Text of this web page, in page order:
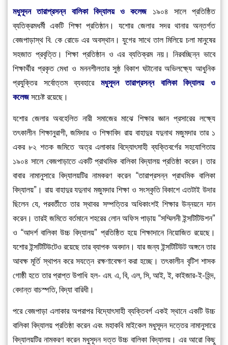
মধুসূদন তারাপ্রসন্ন বালিকা বিদ্যালয় ও কলেজ১৯০৪ সালে প্রতিষ্ঠিত
ব্যতিক্রমধর্মী একটি শিক্ষা প্রতিষ্ঠান। যশোর জেলার সদর থানার অন্তর্গত
বেজপাড়াস্থ বি. কে রোডে এর অবস্থান। যুগের সাথে তাল মিলিয়ে চলা মানুষের
সহজাত প্রবৃত্তি। শিক্ষা প্রতিষ্ঠান ও এর ব্যতিক্রম নয়। নিরবচ্ছিন্ন ভাবে
শিক্ষার্থীর প্রকৃত মেধা ও মননশীলতার সুষ্ঠ বিকাশ ঘটানোর অভিলক্ষ্যে আধুনিক
প্রযুক্তির সর্বোত্তম ব্যবহারে মধুসূদন তারাপ্রসন্ন বালিকা বিদ্যালয় ও
কলেজসচেষ্ট রয়েছে।
যশোর জেলার অবহেলিত নারী সমাজের মাঝে শিক্ষার জ্ঞান প্রসারের লক্ষ্যে
তৎকালীন শিক্ষানুরাগী, জমিদার ও শিক্ষাবিদ রায় বাহাদুর যদুনাথ মজুমদার তার ১
একর ৮২ শতক জমিতে অত্র এলাকার বিদ্যোৎসাহী ব্যক্তিবর্গের সহযোগিতায়
১৯০৪ সালে বেজপাড়াতে একটি প্রাথমিক বালিকা বিদ্যালয় প্রতিষ্ঠা করেন। তার
বাবার নামানুসারে বিদ্যালয়টির নামকরণ করেন “তারাপ্রসন্ন প্রাথমিক বালিকা
বিদ্যালয়”। রায় বাহাদুর যদুনাথ মজুমদার শিক্ষা ও সংস্কৃতি বিকাশে এতটাই উদার
ছিলেন যে, পরবর্তীতে তার স্থাবর সম্পত্তির অধিকাংশই শিক্ষার উন্নয়নে দান
করেন। তারই জমিতে বর্তমানে শহরের লোন অফিস পাড়ায় “সম্মিলনী ইন্সটিটিউশন”
ও “আদর্শ বালিকা উচ্চ বিদ্যালয়” প্রতিষ্ঠিত হয়ে শিক্ষাদানে নিয়োজিত রয়েছে।
যশোর ইন্সটিটিউটেও রয়েছে তার ব্যাপক অবদান। যার জন্য ইন্সটিটিউট অঙ্গনে তার
আবক্ষ মূর্তি স্থাপন করে সযত্নে রক্ষণাবেক্ষণ করা হচ্ছে। তৎকালীন বৃটিশ শাসক
গোষ্ঠী হতে তার প্রাপ্ত উপাধি হল- এম. এ, বি, এল, সি, আই, ই, কাইজার-ই-হিন্দ,
বেদান্ত বাচস্পতি, বিদ্যা বারিধী।
পরে বেজপাড়া এলাকার অপরাপর বিদ্যোৎসাহী ব্যক্তিবর্গ একই স্থানে একটি উচ্চ
বালিকা বিদ্যালয় প্রতিষ্ঠা করেন এবং মহাকবি মাইকেল মধুসূদন দত্তের নামানুসারে
বিদ্যালয়টির নামকরণ করেন মধুসূদন দত্ত উচ্চ বালিকা বিদ্যালয়। এর আরো কিছু